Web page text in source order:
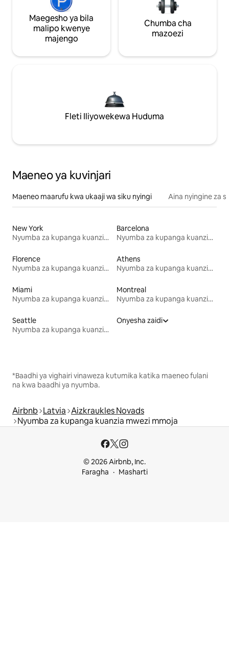
Maegesho ya bila
malipo kwenye
majengo
Chumba cha
mazoezi
Fleti Iliyowekewa Huduma
Maeneo ya kuvinjari
Maeneo maarufu kwa ukaaji wa siku nyingi Aina nyingine za
New York
Nyumba za kupanga kuanzia mwezi mmoja
Barcelona
Nyumba za kupanga kuanzia mwezi mmoja
Florence
Nyumba za kupanga kuanzia mwezi mmoja
Athens
Nyumba za kupanga kuanzia mwezi mmoja
Miami
Nyumba za kupanga kuanzia mwezi mmoja
Montreal
Nyumba za kupanga kuanzia mwezi mmoja
Seattle
Nyumba za kupanga kuanzia mwezi mmoja
Onyesha zaidi
*Baadhi ya vighairi vinaweza kutumika katika maeneo fulani
na kwa baadhi ya nyumba.
Airbnb Latvia Aizkraukles Novads
Nyumba za kupanga kuanzia mwezi mmoja
© 2026 Airbnb, Inc.
Faragha
Masharti